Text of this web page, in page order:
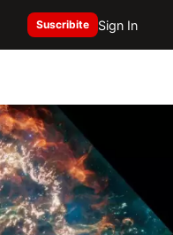
Suscribite Sign In